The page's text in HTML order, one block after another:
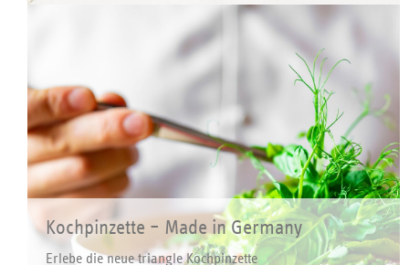
Kochpinzette – Made in Germany
Erlebe die neue triangle Kochpinzette